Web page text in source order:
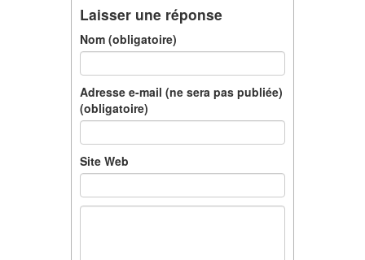
Laisser une réponse
Nom (obligatoire)
Adresse e-mail (ne sera pas publiée)
(obligatoire)
Site Web